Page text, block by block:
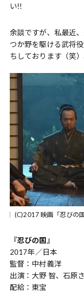
い!!
余談ですが、私最近
つか野を駆ける武将
ちしております（笑）
(C)2017 映画「忍びの
『忍びの国』
2017年／日本
監督：中村義洋
出演：大野 智、石原
配給：東宝